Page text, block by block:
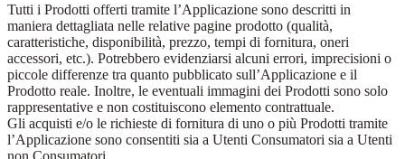
Tutti i Prodotti offerti tramite l’Applicazione sono descritti in
maniera dettagliata nelle relative pagine prodotto (qualità,
caratteristiche, disponibilità, prezzo, tempi di fornitura, oneri
accessori, etc.). Potrebbero evidenziarsi alcuni errori, imprecisioni o
piccole differenze tra quanto pubblicato sull’Applicazione e il
Prodotto reale. Inoltre, le eventuali immagini dei Prodotti sono solo
rappresentative e non costituiscono elemento contrattuale.
Gli acquisti e/o le richieste di fornitura di uno o più Prodotti tramite
l’Applicazione sono consentiti sia a Utenti Consumatori sia a Utenti
non Consumatori.